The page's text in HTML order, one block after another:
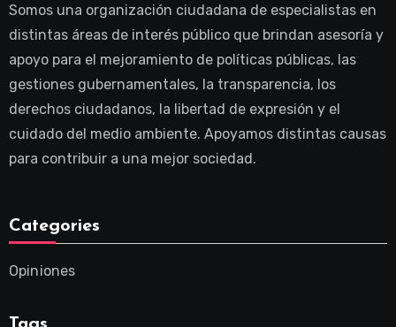
Somos una organización ciudadana de especialistas en
distintas áreas de interés público que brindan asesoría y
apoyo para el mejoramiento de políticas públicas, las
gestiones gubernamentales, la transparencia, los
derechos ciudadanos, la libertad de expresión y el
cuidado del medio ambiente. Apoyamos distintas causas
para contribuir a una mejor sociedad.
Categories
Opiniones